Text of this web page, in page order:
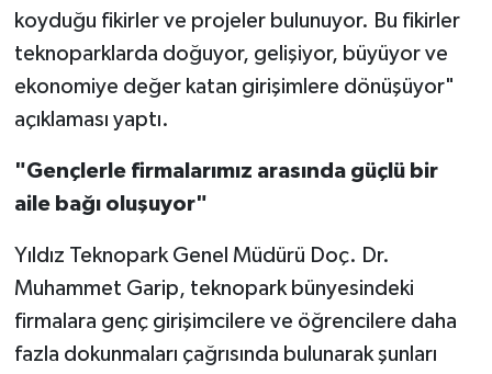
koyduğu fikirler ve projeler bulunuyor. Bu fikirler
teknoparklarda doğuyor, gelişiyor, büyüyor ve
ekonomiye değer katan girişimlere dönüşüyor"
açıklaması yaptı.
"Gençlerle firmalarımız arasında güçlü bir
aile bağı oluşuyor"
Yıldız Teknopark Genel Müdürü Doç. Dr.
Muhammet Garip, teknopark bünyesindeki
firmalara genç girişimcilere ve öğrencilere daha
fazla dokunmaları çağrısında bulunarak şunları